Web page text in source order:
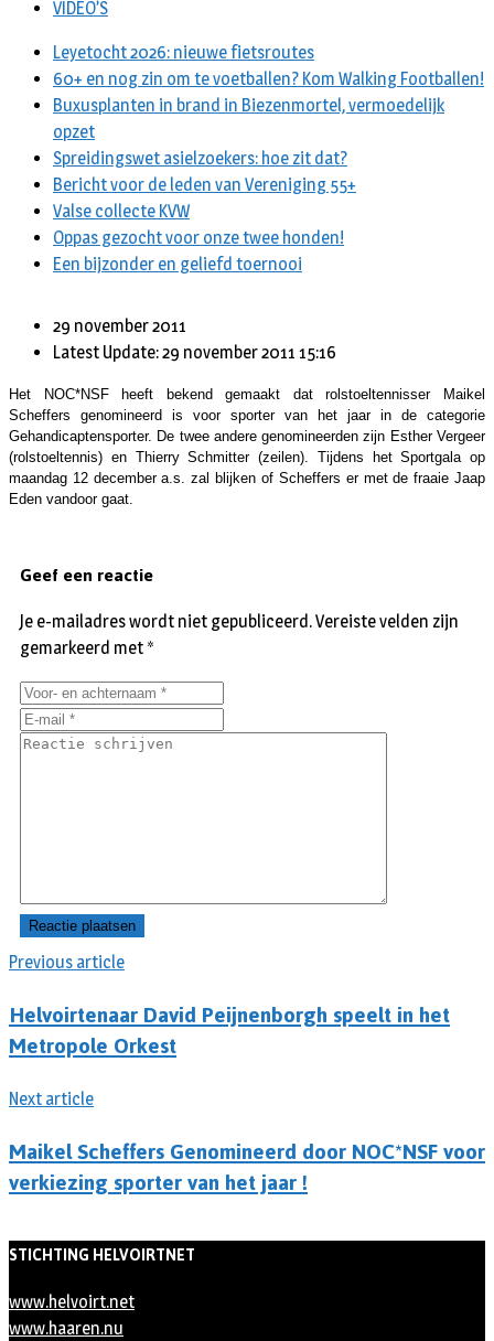
VIDEO’S
Leyetocht 2026: nieuwe fietsroutes
60+ en nog zin om te voetballen? Kom Walking Footballen!
Buxusplanten in brand in Biezenmortel, vermoedelijk
opzet
Spreidingswet asielzoekers: hoe zit dat?
Bericht voor de leden van Vereniging 55+
Valse collecte KVW
Oppas gezocht voor onze twee honden!
Een bijzonder en geliefd toernooi
29 november 2011
Latest Update: 29 november 2011 15:16
Het NOC*NSF heeft bekend gemaakt dat rolstoeltennisser Maikel
Scheffers genomineerd is voor sporter van het jaar in de categorie
Gehandicaptensporter. De twee andere genomineerden zijn Esther Vergeer
(rolstoeltennis) en Thierry Schmitter (zeilen). Tijdens het Sportgala op
maandag 12 december a.s. zal blijken of Scheffers er met de fraaie Jaap
Eden vandoor gaat.
Previous article
Helvoirtenaar David Peijnenborgh speelt in het
Metropole Orkest
Next article
Maikel Scheffers Genomineerd door NOC*NSF voor
verkiezing sporter van het jaar !
Geef een reactie
Je e-mailadres wordt niet gepubliceerd.Vereiste velden zijn
gemarkeerd met *
STICHTING HELVOIRTNET
www.helvoirt.net
www.haaren.nu